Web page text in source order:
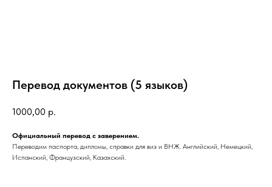
Перевод документов (5 языков)
1000,00 р.
Официальный перевод с заверением.
Переводим паспорта, дипломы, справки для виз и ВНЖ. Английский, Немецкий,
Испанский, Французский, Казахский.